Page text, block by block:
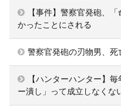
【事件】警察官発砲、
かったことにされる
警察官発砲の刃物男、死
【ハンターハンター】
ー潰し」って成立しなくな